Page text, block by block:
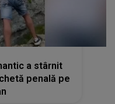
a stârnit
penală pe